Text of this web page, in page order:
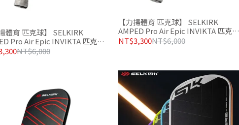
體育 匹克球】 SELKIRK
Pro Air Epic INVIKTA 匹克球
NT$6,000
【力揚體育 匹克球】 SELKIRK
AMPED Pro Air Epic INVIKTA 匹克球
拍 紫色
NT$3,300NT$6,000